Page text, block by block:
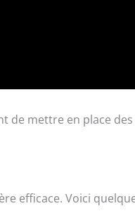
de mettre en place
efficace. Voici